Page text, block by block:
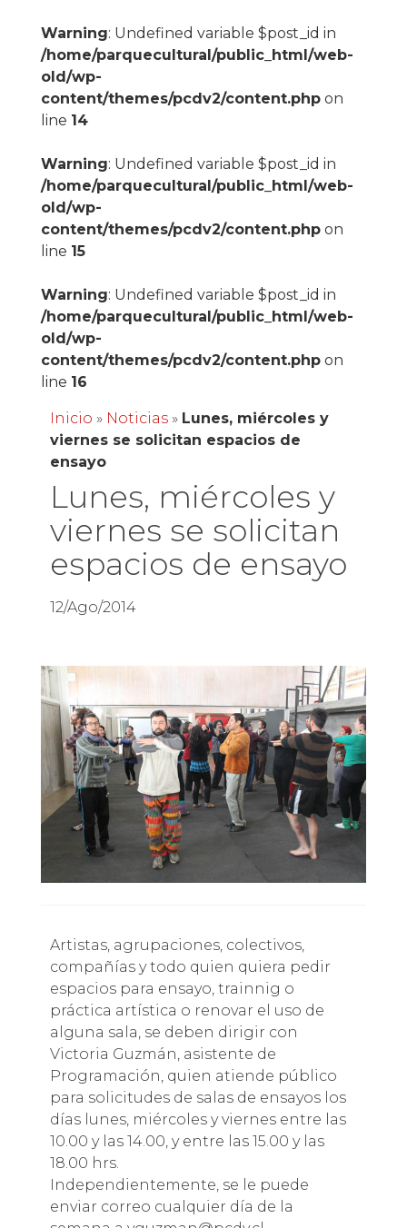
Warning: Undefined variable $post_id in
/home/parquecultural/public_html/web-
old/wp-
content/themes/pcdv2/content.phpon
line 14
Warning: Undefined variable $post_id in
/home/parquecultural/public_html/web-
old/wp-
content/themes/pcdv2/content.phpon
line 15
Warning: Undefined variable $post_id in
/home/parquecultural/public_html/web-
old/wp-
content/themes/pcdv2/content.phpon
line 16
Inicio » Noticias» Lunes, miércoles y
viernes se solicitan espacios de
ensayo
Lunes, miércoles y
viernes se solicitan
espacios de ensayo
12/Ago/2014
Artistas, agrupaciones, colectivos,
compañías y todo quien quiera pedir
espacios para ensayo, trainnig o
práctica artística o renovar el uso de
alguna sala, se deben dirigir con
Victoria Guzmán, asistente de
Programación, quien atiende público
para solicitudes de salas de ensayos los
días lunes, miércoles y viernes entre las
10.00 y las 14.00, y entre las 15.00 y las
18.00 hrs.
Independientemente, se le puede
enviar correo cualquier día de la